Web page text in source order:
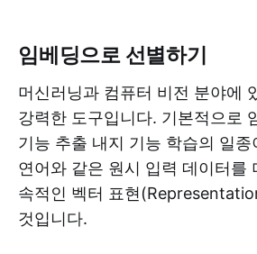
임베딩으로 선별하기
머신러닝과 컴퓨터 비전 분야에
강력한 도구입니다. 기본적으로
기능 추출 내지 기능 학습의 일
연어와 같은 원시 입력 데이터를
속적인 벡터 표현
것입니다.